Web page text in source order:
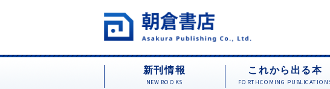
新刊情報
NEW BOOKS
これから出る本
FORTHCOMING